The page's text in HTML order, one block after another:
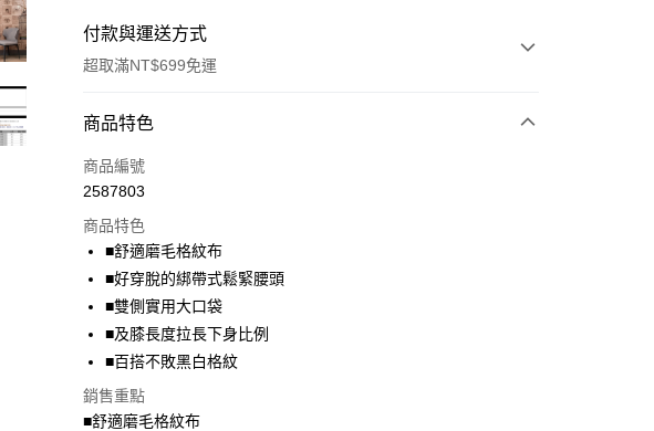
付款與運送方式
超取滿NT$699免運
付款方式
信用卡一次付款
LINE Pay
Apple Pay
街口支付
悠遊付
Google Pay
商品特色
商品編號
2587803
商品特色
■舒適磨毛格紋布
■好穿脫的綁帶式鬆緊腰頭
■雙側實用大口袋
■及膝長度拉長下身比例
■百搭不敗黑白格紋
銷售重點
■舒適磨毛格紋布